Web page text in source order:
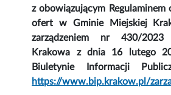
z obowiązującym
ofert w Gminie Miejskiej
zarządzeniem nr 430/2023
Krakowa z dnia 16 lutego
Biuletynie Informacji
https://www.bip.krakow.pl/